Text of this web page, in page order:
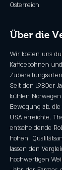
Österreich
Über die
Wir kosten uns
Kaffeebohnen
Seit den 1980er-
kühlen
Bewegung ab,
USA erreichte.
entscheidende
hohen
lassen den
hochwertigen